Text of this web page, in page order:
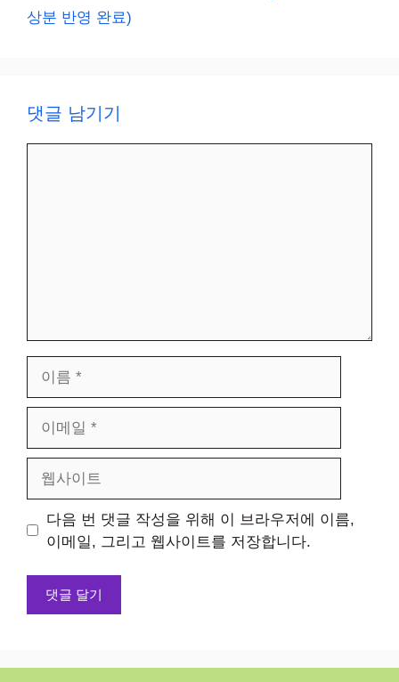
상분 반영 완료)
댓글 남기기
일
트
다음 번 댓글 작성을 위해 이 브라우저에 이름,
이메일, 그리고 웹사이트를 저장합니다.